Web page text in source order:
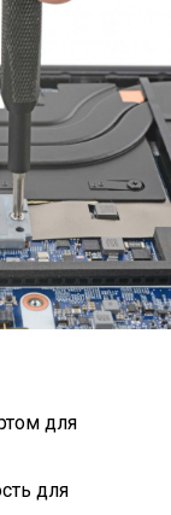
для
для